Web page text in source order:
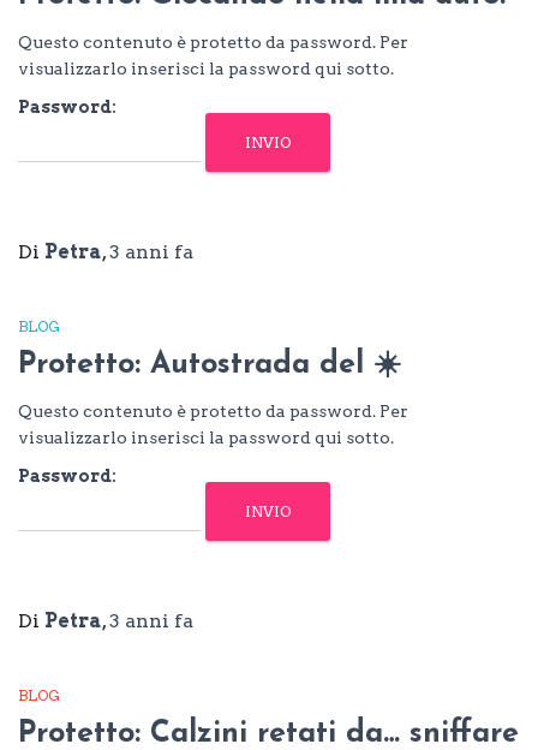
Questo contenuto è protetto da password. Per
visualizzarlo inserisci la password qui sotto.
Password:
Di Petra,3 anni fa
BLOG
Protetto: Autostrada del ☀️
Questo contenuto è protetto da password. Per
visualizzarlo inserisci la password qui sotto.
Password:
Di Petra,3 anni fa
BLOG
Protetto: Calzini retati da… sniffare